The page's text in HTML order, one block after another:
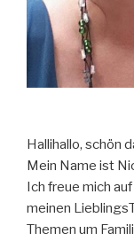
Hallihallo, schön
Mein Name ist
Ich freue mich
meinen
Themen um